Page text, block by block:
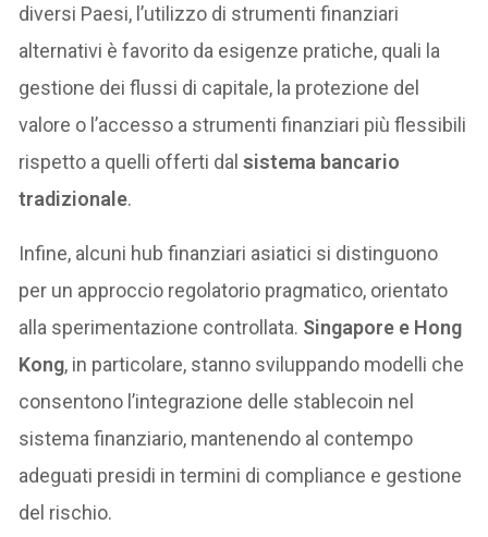
diversi Paesi, l’utilizzo di strumenti finanziari
alternativi è favorito da esigenze pratiche, quali la
gestione dei flussi di capitale, la protezione del
valore o l’accesso a strumenti finanziari più flessibili
rispetto a quelli offerti dalsistema bancario
tradizionale.
Infine, alcuni hub finanziari asiatici si distinguono
per un approccio regolatorio pragmatico, orientato
alla sperimentazione controllata. Singapore e Hong
Kong, in particolare, stanno sviluppando modelli che
consentono l’integrazione delle stablecoin nel
sistema finanziario, mantenendo al contempo
adeguati presidi in termini di compliance e gestione
del rischio.